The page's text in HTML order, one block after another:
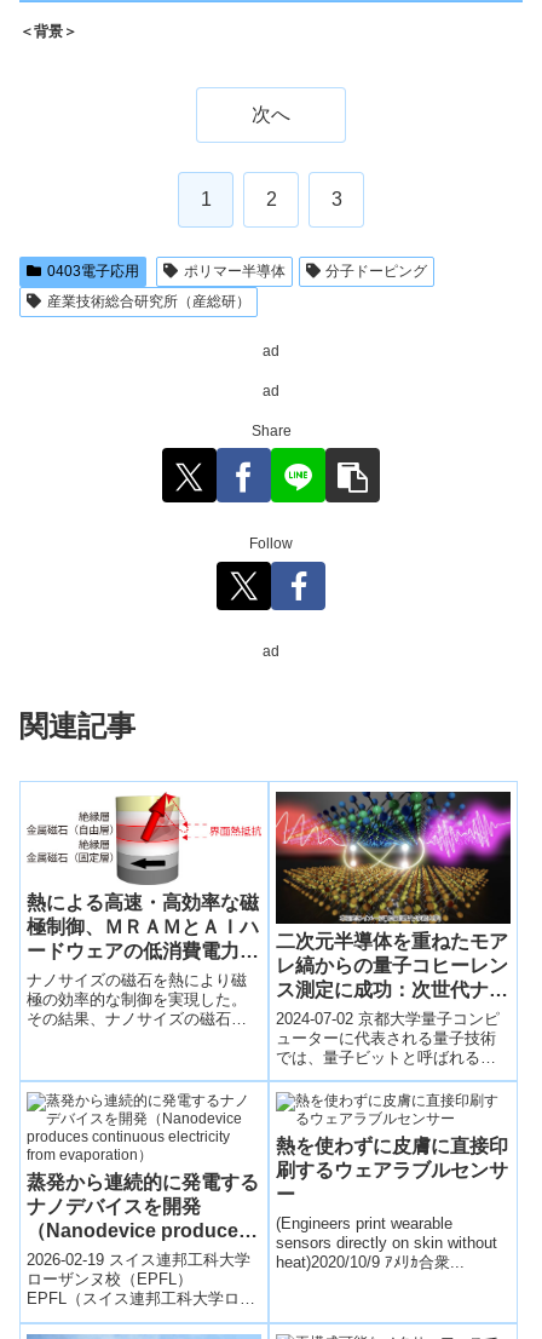
＜背景＞
次へ
1 2 3
0403電子応用 ポリマー半導体
分子ドーピング
産業技術総合研究所（産総研）
ad
ad
Share
Follow
ad
関連記事
熱による高速・高効率な磁
極制御、ＭＲＡＭとＡＩハ
ードウェアの低消費電力化
の実現へ向けて
ナノサイズの磁石を熱により磁
極の効率的な制御を実現した。
その結果、ナノサイズの磁石が
二次元半導体を重ねたモア
レ縞からの量子コヒーレン
ス測定に成功：次世代ナノ
半導体による量子技術への
第一歩
2024-07-02 京都大学量子コンピ
ューターに代表される量子技術
では、量子ビットと呼ばれる演
算単位を用意する必要がありま
す。そのような量子ビットで
は、量子的...
蒸発から連続的に発電する
ナノデバイスを開発
（Nanodevice produces
continuous electricity
from evaporation）
2026-02-19 スイス連邦工科大学
ローザンヌ校（EPFL）
EPFL（スイス連邦工科大学ロー
ザンヌ校）のナノサイエンス・
熱を使わずに皮膚に直接印
刷するウェアラブルセンサ
ー
(Engineers print wearable
sensors directly on skin without
heat)2020/10/9 ｱﾒﾘｶ合衆...